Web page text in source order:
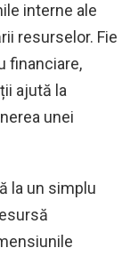
interne ale
resurselor. Fie
financiare,
ajută la
unei
la un simplu